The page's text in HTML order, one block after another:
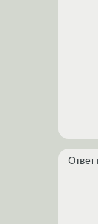
Ответ